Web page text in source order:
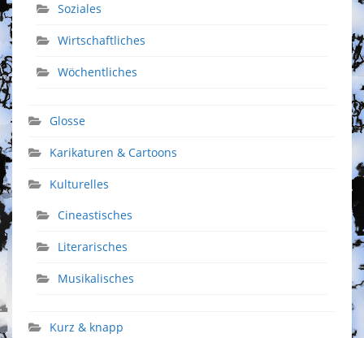
Soziales
Wirtschaftliches
Wöchentliches
Glosse
Karikaturen & Cartoons
Kulturelles
Cineastisches
Literarisches
Musikalisches
Kurz & knapp